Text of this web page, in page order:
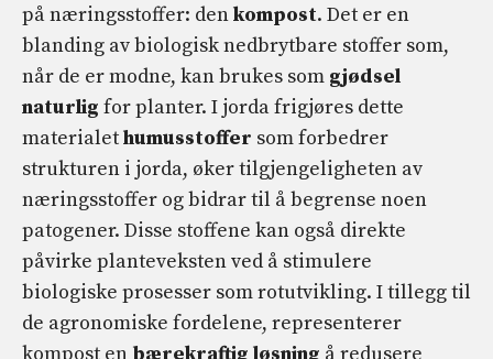
på næringsstoffer: denkompost. Det er en
blanding av biologisk nedbrytbare stoffer som,
når de er modne, kan brukes som gjødsel
naturlig for planter. I jorda frigjøres dette
materialethumusstoffer som forbedrer
strukturen i jorda, øker tilgjengeligheten av
næringsstoffer og bidrar til å begrense noen
patogener. Disse stoffene kan også direkte
påvirke planteveksten ved å stimulere
biologiske prosesser som rotutvikling. I tillegg til
de agronomiske fordelene, representerer
kompost en bærekraftig løsning å redusere